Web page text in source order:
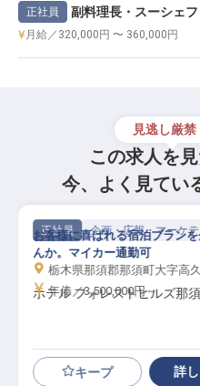
正社員 副料理長・スーシェフ
月給／320,000円 〜 360,000円
見逃し厳禁
この求人を
今、よく見てい
正社員 企画・広報・マーケ
ホテル フォレストヒルズ那須
お客様に喜ばれる宿泊プラン
んか。マイカー通勤可
栃木県那須郡那須町大字高
年俸／3,500,000円～
キープ 詳